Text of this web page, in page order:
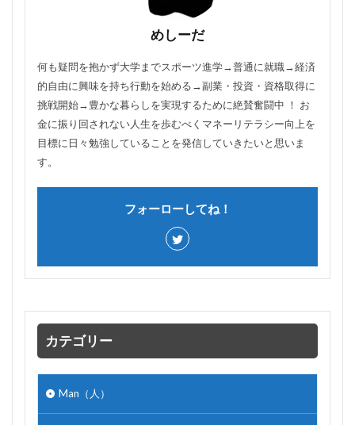
めしーだ
何も疑問を抱かず大学までスポーツ進学→普通に就職→経済
的自由に興味を持ち行動を始める→副業・投資・資格取得に
挑戦開始→豊かな暮らしを実現するために絶賛奮闘中 ！ お
金に振り回されない人生を歩むべくマネーリテラシー向上を
目標に日々勉強していることを発信していきたいと思いま
す。
フォーローしてね！
カテゴリー
Man（人）